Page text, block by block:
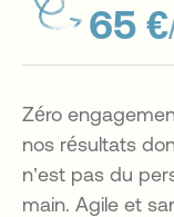
65 €
Zéro
nos résultats
n’est pas du
main. Agile et